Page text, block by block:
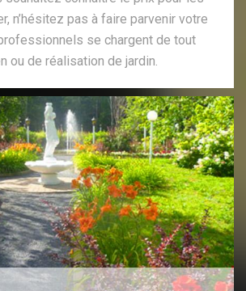
n’hésitez pas à faire parvenir votre
se chargent de tout
ou de réalisation de jardin.